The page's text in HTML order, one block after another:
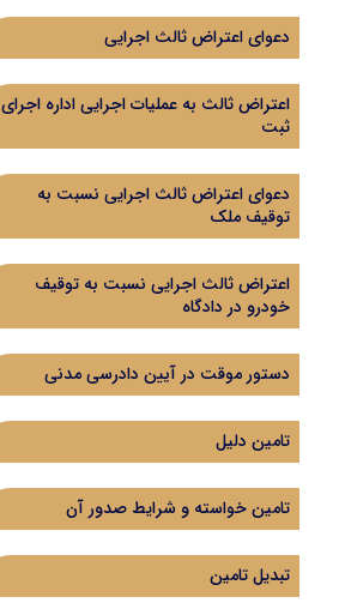
دعوای اعتراض ثالث اجرایی
اعتراض ثالث به عملیات اجرایی اداره اجرای
ثبت
دعوای اعتراض ثالث اجرایی نسبت به
توقیف ملک
اعتراض ثالث اجرایی نسبت به توقیف
خودرو در دادگاه
دستور موقت در آیین دادرسی مدنی
تامین دلیل
تامین خواسته و شرایط صدور آن
تبدیل تامین